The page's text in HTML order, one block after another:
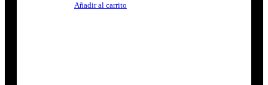
Añadir al carrito